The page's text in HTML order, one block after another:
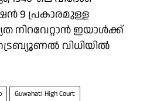
9 പ്രകാരമുള്ള
നിറവേറ്റാന്‍ ഇയാള്‍ക്ക്
ട്രൈബ്യൂണല്‍ വിധിയില്‍
Guwahati High Court